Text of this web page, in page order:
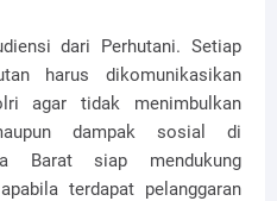
dari Perhutani. Setiap
harus dikomunikasikan
agar tidak menimbulkan
dampak sosial di
Barat siap mendukung
terdapat pelanggaran